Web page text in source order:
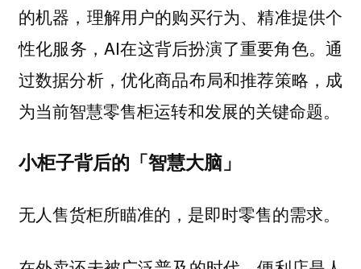
的机器，理解用户的购买行为、精准提供个
性化服务，AI在这背后扮演了重要角色。通
过数据分析，优化商品布局和推荐策略，成
为当前智慧零售柜运转和发展的关键命题。
小柜子背后的「智慧大脑」
无人售货柜所瞄准的，是即时零售的需求。